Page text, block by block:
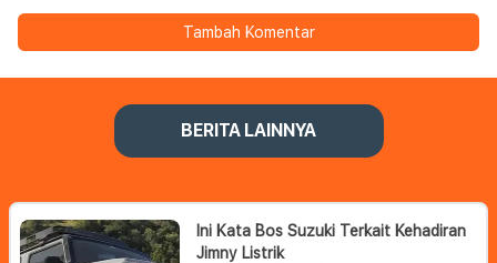
Tambah Komentar
BERITA LAINNYA
Ini Kata Bos Suzuki Terkait Kehadiran
Jimny Listrik